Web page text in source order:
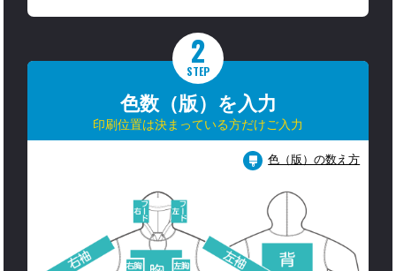
2
STEP
色数（版）を入力
印刷位置は決まっている方だけご入力
色（版）の数え方